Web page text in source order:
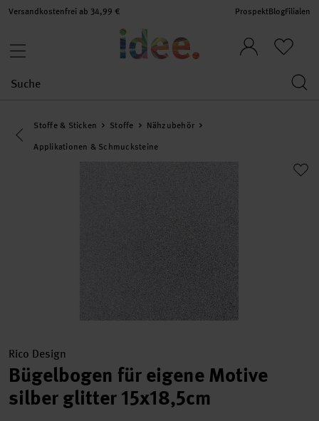
Versandkostenfrei ab 34,99 € ProspektBlogFilialen
Eine Kategorie zurück navigieren
Stoffe & Sticken Stoffe
Nähzubehör
Applikationen & Schmucksteine
Rico Design
Bügelbogen für eigene Motive
silber glitter 15x18,5cm